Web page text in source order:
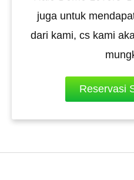
juga untuk
dari kami, cs kami
Reservasi